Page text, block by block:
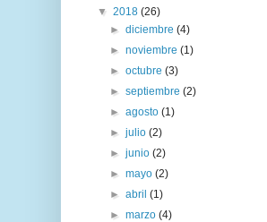
▼ 2018 (26)
►diciembre(4)
►noviembre(1)
►octubre(3)
►septiembre(2)
►agosto(1)
►julio(2)
►junio(2)
►mayo(2)
►abril(1)
►marzo(4)